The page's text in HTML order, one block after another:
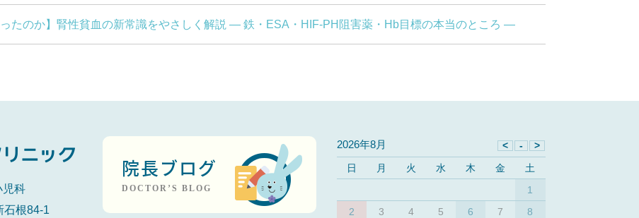
たのか】腎性貧血の新常識をやさしく解説 ― 鉄・ESA・HIF-PH阻害薬・Hb目標の本当のところ ―
児科
根84-1
院長ブログ
DOCTOR’S BLOG
2026年8月
日 月 火 水 木 金
土
1
2
3 4 5 6 7
8